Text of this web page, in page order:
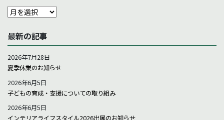
全
月
別
最新の記事
夏季休業のお知らせ
2026年7月28日
子どもの育成・支援についての取り組み
2026年6月5日
インテリアライフスタイル2026出展のお知らせ
2026年6月5日